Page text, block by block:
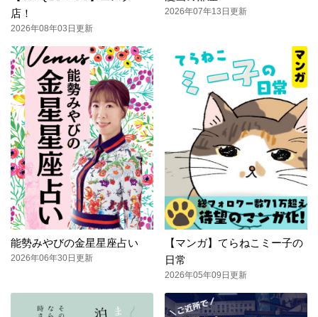
店！
2026年08年03日更新
2026年07年13日更新
能勢みやびの金星星座占い
2026年06年30日更新
【マンガ】てらねこミー子の
日常
2026年05年09日更新